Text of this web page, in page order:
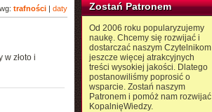
trafności| daty
złoto i
Zostań Patronem
Od 2006 roku popularyzujemy
naukę. Chcemy się rozwijać i
dostarczać naszym Czytelnikom
jeszcze więcej atrakcyjnych
treści wysokiej jakości. Dlatego
postanowiliśmy poprosić o
wsparcie. Zostań naszym
Patronem i pomóż nam rozwijać
KopalnięWiedzy.